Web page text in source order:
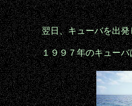
翌日、キューバを出発
１９９７年のキュー